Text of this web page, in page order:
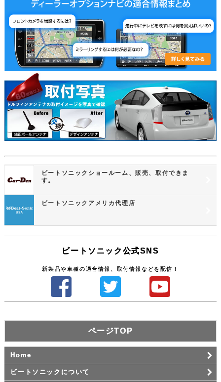
ビートソニックショールーム、販売、取付できま
す。
ビートソニックアメリカ代理店
ビートソニック公式SNS
新製品や車種の適合情報、取付情報などを配信！
ページTOP
Home
ビートソニックについて